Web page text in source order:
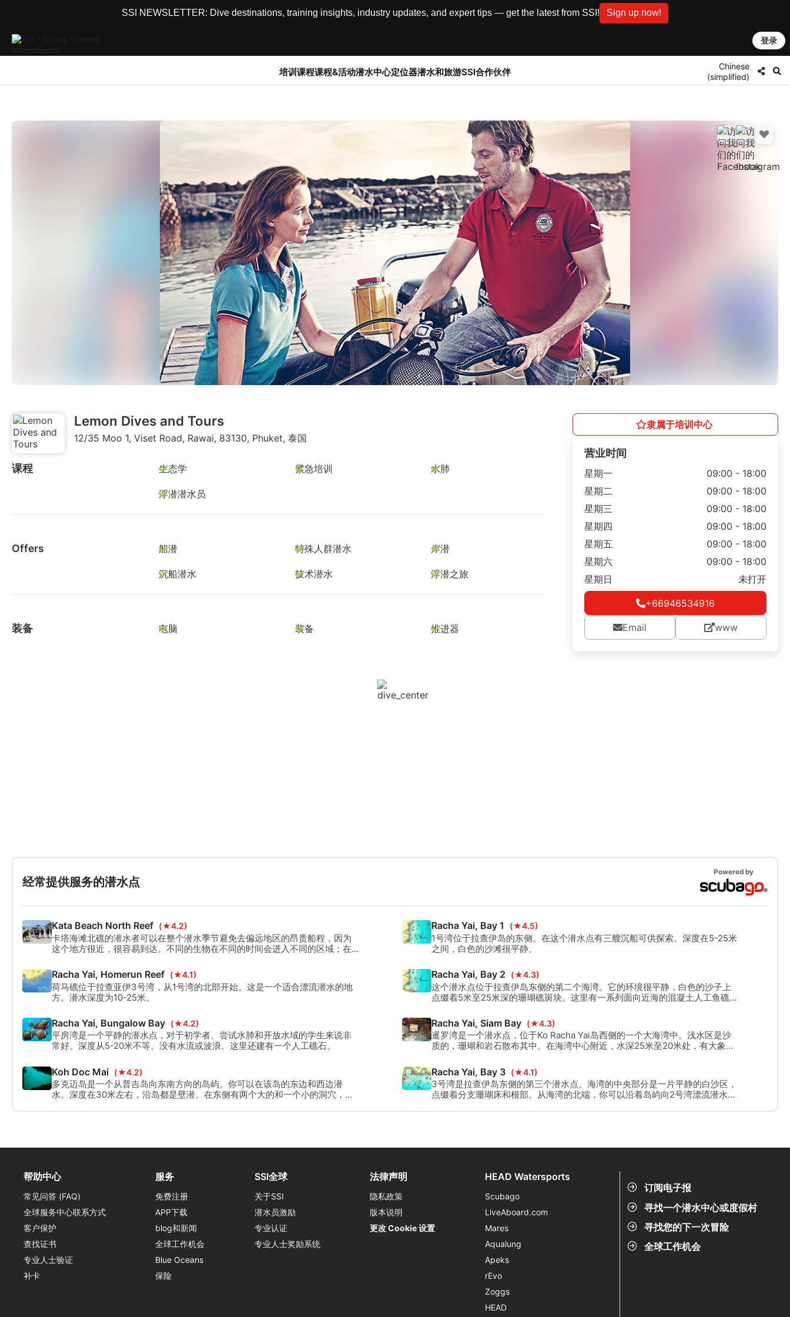
SSI NEWSLETTER: Dive destinations, training insights, industry updates, and expert tips — get the latest from SSI! Sign up now!
登录
培训课程课程&活动潜水中心定位器潜水和旅游SSI合作伙伴
Chinese
(simplified)
Lemon Dives and Tours
12/35 Moo 1, Viset Road, Rawai, 83130, Phuket, 泰国
课程 生态学 紧急培训 水肺
浮潜潜水员
Offers 船潜 特殊人群潜水 岸潜
沉船潜水 技术潜水 浮潜之旅
装备 电脑 装备 推进器
隶属于培训中心
营业时间
星期一
09:00 - 18:00
星期二
09:00 - 18:00
星期三
09:00 - 18:00
星期四
09:00 - 18:00
星期五
09:00 - 18:00
星期六
09:00 - 18:00
星期日
未打开
+66946534916
Email www
经常提供服务的潜水点
Powered by
Kata Beach North Reef (★4.2)
卡塔海滩北礁的潜水者可以在整个潜水季节避免去偏远地区的昂贵船程，因为
这个地方很近，很容易到达。不同的生物在不同的时间会进入不同的区域；在
Racha Yai, Bay 1 (★4.5)
1号湾位于拉查伊岛的东侧。在这个潜水点有三艘沉船可供探索。深度在5-25米
之间，白色的沙滩很平静。
Racha Yai, Homerun Reef (★4.1)
荷马礁位于拉查亚伊3号湾，从1号湾的北部开始。这是一个适合漂流潜水的地
方。潜水深度为10-25米。
Racha Yai, Bay 2 (★4.3)
这个潜水点位于拉查伊岛东侧的第二个海湾。它的环境很平静，白色的沙子上
点缀着5米至25米深的珊瑚礁斑块。这里有一系列面向近海的混凝土人工鱼礁，
Racha Yai, Bungalow Bay (★4.2)
平房湾是一个平静的潜水点，对于初学者、尝试水肺和开放水域的学生来说非
常好。深度从5-20米不等。没有水流或波浪。这里还建有一个人工礁石。
Racha Yai, Siam Bay (★4.3)
暹罗湾是一个潜水点，位于Ko Racha Yai岛西侧的一个大海湾中。浅水区是沙
质的，珊瑚和岩石散布其中。在海湾中心附近，水深25米至20米处，有大象、
Koh Doc Mai (★4.2)
多克迈岛是一个从普吉岛向东南方向的岛屿。你可以在该岛的东边和西边潜
水。深度在30米左右，沿岛都是壁潜。在东侧有两个大的和一个小的洞穴，深
Racha Yai, Bay 3 (★4.1)
3号湾是拉查伊岛东侧的第三个潜水点。海湾的中央部分是一片平静的白沙区，
点缀着分支珊瑚床和根部。从海湾的北端，你可以沿着岛屿向2号湾漂流潜水。
订阅电子报
寻找一个潜水中心或度假村
寻找您的下一次冒险
全球工作机会
帮助中心
常见问答 (FAQ)
全球服务中心联系方式
客户保护
查找证书
专业人士验证
补卡
服务
免费注册
APP下载
blog和新闻
全球工作机会
Blue Oceans
保险
SSI全球
关于SSI
潜水员激励
专业认证
专业人士奖励系统
法律声明
隐私政策
版本说明
更改 Cookie 设置
HEAD Watersports
Scubago
LiveAboard.com
Mares
Aqualung
Apeks
rEvo
Zoggs
HEAD